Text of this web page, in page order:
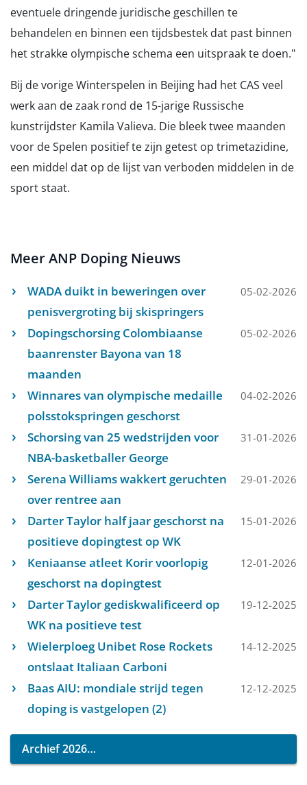
eventuele dringende juridische geschillen te
behandelen en binnen een tijdsbestek dat past binnen
het strakke olympische schema een uitspraak te doen."
Bij de vorige Winterspelen in Beijing had het CAS veel
werk aan de zaak rond de 15-jarige Russische
kunstrijdster Kamila Valieva. Die bleek twee maanden
voor de Spelen positief te zijn getest op trimetazidine,
een middel dat op de lijst van verboden middelen in de
sport staat.
Meer ANP Doping Nieuws
WADA duikt in beweringen over
penisvergroting bij skispringers
05-02-2026
Dopingschorsing Colombiaanse
baanrenster Bayona van 18
maanden
05-02-2026
Winnares van olympische medaille
polsstokspringen geschorst
04-02-2026
Schorsing van 25 wedstrijden voor
NBA-basketballer George
31-01-2026
Serena Williams wakkert geruchten
over rentree aan
29-01-2026
Darter Taylor half jaar geschorst na
positieve dopingtest op WK
15-01-2026
Keniaanse atleet Korir voorlopig
geschorst na dopingtest
12-01-2026
Darter Taylor gediskwalificeerd op
WK na positieve test
19-12-2025
Wielerploeg Unibet Rose Rockets
ontslaat Italiaan Carboni
14-12-2025
Baas AIU: mondiale strijd tegen
doping is vastgelopen (2)
12-12-2025
Archief 2026